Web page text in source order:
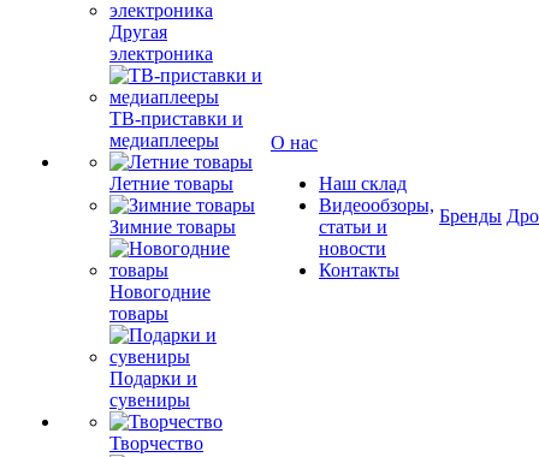
Другая
электроника
ТВ-приставки и
медиаплееры
Летние товары
Зимние товары
Новогодние
товары
Подарки и
сувениры
Творчество
О нас
Наш склад
Видеообзоры,
статьи и
новости
Контакты
Бренды